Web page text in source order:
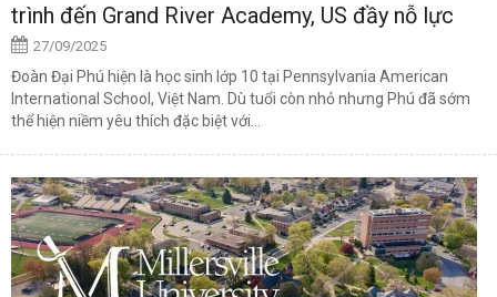
trình đến Grand River Academy, US đầy nỗ lực
27/09/2025
Đoàn Đại Phú hiện là học sinh lớp 10 tại Pennsylvania American
International School, Việt Nam. Dù tuổi còn nhỏ nhưng Phú đã sớm
thể hiện niềm yêu thích đặc biệt với...